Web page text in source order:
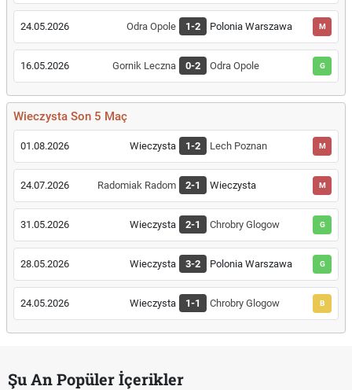
24.05.2026 Odra Opole 1-2 Polonia Warszawa M
16.05.2026 Gornik Leczna 0-2 Odra Opole G
Wieczysta Son 5 Maç
01.08.2026 Wieczysta 1-2 Lech Poznan M
24.07.2026 Radomiak Radom 2-1 Wieczysta M
31.05.2026 Wieczysta 2-1 Chrobry Glogow G
28.05.2026 Wieczysta 3-2 Polonia Warszawa G
24.05.2026 Wieczysta 1-1 Chrobry Glogow B
Şu An Popüler İçerikler